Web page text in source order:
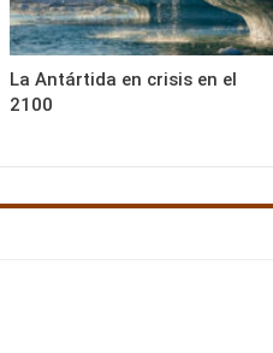
La Antártida en crisis en el
2100